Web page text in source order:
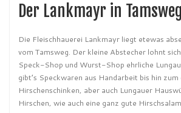
Der Lankmayr in Tamsweg
Die Fleischhauerei Lankmayr liegt etewas
vom Tamsweg. Der kleine Abstecher lohnt
Speck-Shop und Wurst-Shop ehrliche
gibt’s Speckwaren aus Handarbeit bis hin
Hirschenschinken, aber auch Lungauer
Hirschen, wie auch eine ganz gute